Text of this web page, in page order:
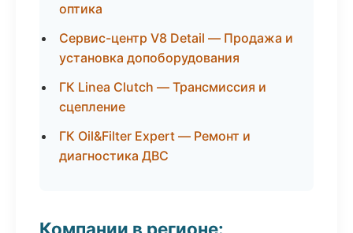
оптика
Сервис-центр V8 Detail — Продажа и
установка допоборудования
ГК Linea Clutch — Трансмиссия и
сцепление
ГК Oil&Filter Expert — Ремонт и
диагностика ДВС
Компании в регионе: